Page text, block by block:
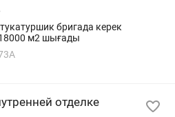
бригада керек
м2 шығады
отделке